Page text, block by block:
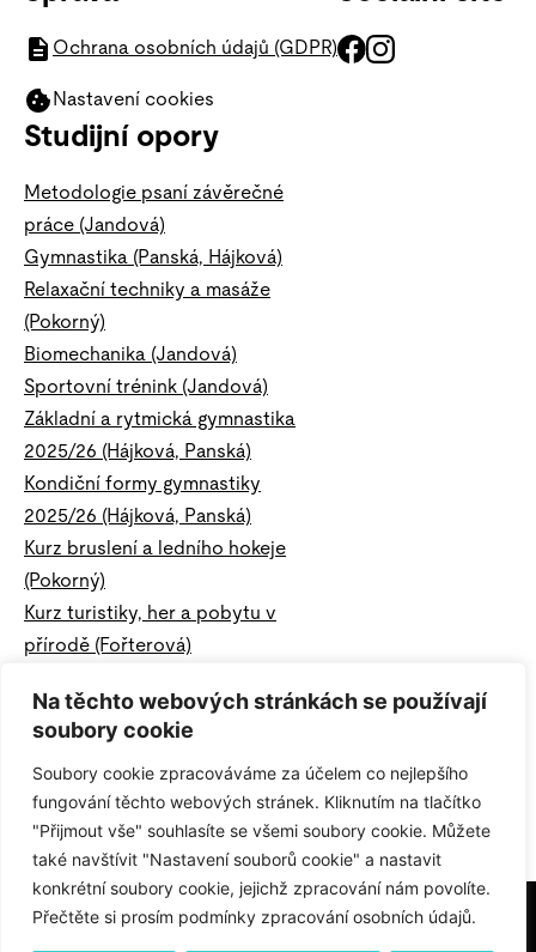
Na těchto webových stránkách se používají
soubory cookie
Soubory cookie zpracováváme za účelem co nejlepšího
fungování těchto webových stránek. Kliknutím na tlačítko
"Přijmout vše" souhlasíte se všemi soubory cookie. Můžete
také navštívit "Nastavení souborů cookie" a nastavit
konkrétní soubory cookie, jejichž zpracování nám povolíte.
Přečtěte si prosím podmínky zpracování osobních údajů.
Ochrana osobních údajů (GDPR)
Nastavení cookies
Studijní opory
Metodologie psaní závěrečné
práce (Jandová)
Gymnastika (Panská, Hájková)
Relaxační techniky a masáže
(Pokorný)
Biomechanika (Jandová)
Sportovní trénink (Jandová)
Základní a rytmická gymnastika
2025/26 (Hájková, Panská)
Kondiční formy gymnastiky
2025/26 (Hájková, Panská)
Kurz bruslení a ledního hokeje
(Pokorný)
Kurz turistiky, her a pobytu v
přírodě (Fořterová)
(Fořterová)
Basic skiing (Fořterová)
Kurz lyžování (Fořterová)
Kurz lyžování II (Fořterová)